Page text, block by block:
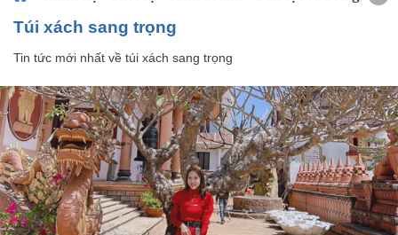
túi xách sang trọng
Tin tức mới nhất về túi xách sang trọng